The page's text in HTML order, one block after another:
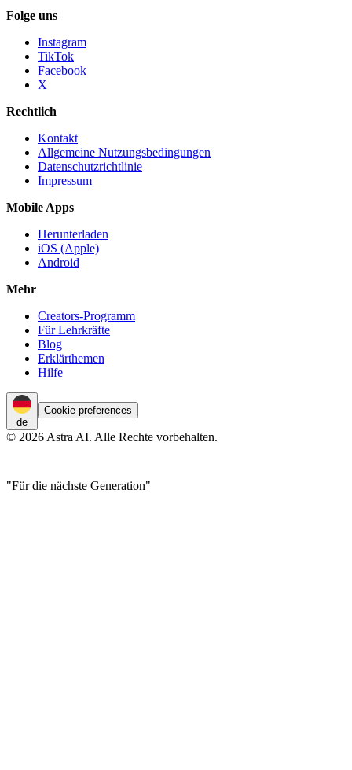
Folge uns
Instagram
TikTok
Facebook
X
Rechtlich
Kontakt
Allgemeine Nutzungsbedingungen
Datenschutzrichtlinie
Impressum
Mobile Apps
Herunterladen
iOS (Apple)
Android
Mehr
Creators-Programm
Für Lehrkräfte
Blog
Erklärthemen
Hilfe
de
Cookie preferences
© 2026 Astra AI. Alle Rechte vorbehalten.
"Für die nächste Generation"